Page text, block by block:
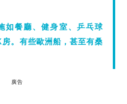
如餐廳、健身室、乒乓球
。有些歐洲船，甚至有桑
廣告